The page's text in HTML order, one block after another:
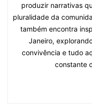
produzir narrativas
pluralidade da
também encontra
Janeiro,
convivência e tudo
constante